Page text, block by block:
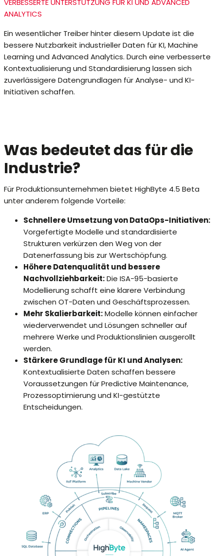
VERBESSERTE UNTERSTÜTZUNG FÜR KI UND ADVANCED
ANALYTICS
Ein wesentlicher Treiber hinter diesem Update ist die
bessere Nutzbarkeit industrieller Daten für KI, Machine
Learning und Advanced Analytics. Durch eine verbesserte
Kontextualisierung und Standardisierung lassen sich
zuverlässigere Datengrundlagen für Analyse- und KI-
Initiativen schaffen.
Was bedeutet das für die
Industrie?
Für Produktionsunternehmen bietet HighByte 4.5 Beta
unter anderem folgende Vorteile:
Schnellere Umsetzung von DataOps-Initiativen:
Vorgefertigte Modelle und standardisierte
Strukturen verkürzen den Weg von der
Datenerfassung bis zur Wertschöpfung.
Höhere Datenqualität und bessere
Nachvollziehbarkeit:Die ISA-95-basierte
Modellierung schafft eine klarere Verbindung
zwischen OT-Daten und Geschäftsprozessen.
Mehr Skalierbarkeit:Modelle können einfacher
wiederverwendet und Lösungen schneller auf
mehrere Werke und Produktionslinien ausgerollt
werden.
Stärkere Grundlage für KI und Analysen:
Kontextualisierte Daten schaffen bessere
Voraussetzungen für Predictive Maintenance,
Prozessoptimierung und KI-gestützte
Entscheidungen.